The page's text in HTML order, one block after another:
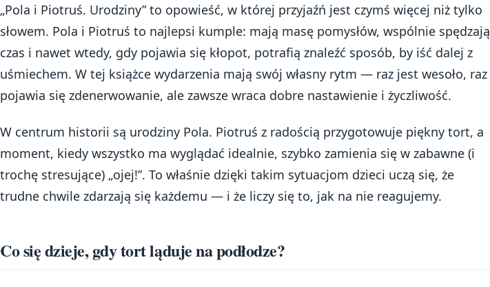
„Pola i Piotruś. Urodziny” to opowieść, w której przyjaźń jest czymś więcej niż tylko
słowem. Pola i Piotruś to najlepsi kumple: mają masę pomysłów, wspólnie spędzają
czas i nawet wtedy, gdy pojawia się kłopot, potrafią znaleźć sposób, by iść dalej z
uśmiechem. W tej książce wydarzenia mają swój własny rytm — raz jest wesoło, raz
pojawia się zdenerwowanie, ale zawsze wraca dobre nastawienie i życzliwość.
W centrum historii są urodziny Pola. Piotruś z radością przygotowuje piękny tort, a
moment, kiedy wszystko ma wyglądać idealnie, szybko zamienia się w zabawne (i
trochę stresujące) „ojej!”. To właśnie dzięki takim sytuacjom dzieci uczą się, że
trudne chwile zdarzają się każdemu — i że liczy się to, jak na nie reagujemy.
Co się dzieje, gdy tort ląduje na podłodze?